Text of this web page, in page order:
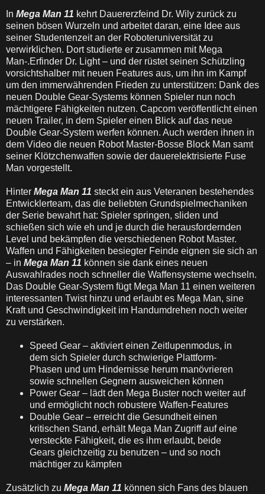
In Mega Man 11 kehrt Dauererzfeind Dr. Wily zurück zu
seinen bösen Wurzeln und arbeitet daran, eine Idee aus
seiner Studentenzeit an der Roboteruniversität zu
verwirklichen. Dort studierte er zusammen mit Mega
Man-.Erfinder Dr. Light – und der rüstet seinen Schützling
vorsichtshalber mit neuen Features aus, um ihn im Kampf
um den immerwährenden Frieden zu unterstützen: Dank des
neuen Double Gear-Systems können Spieler nun noch
mächtigere Fähigkeiten nutzen. Capcom veröffentlicht einen
neuen Trailer, in dem Spieler einen Blick auf das neue
Double Gear-System werfen können. Auch werden ihnen in
dem Video die neuen Robot Master-Bosse Block Man samt
seiner Klötzchenwaffen sowie der dauerelektrisierte Fuse
Man vorgestellt.
Hinter Mega Man 11 steckt ein aus Veteranen bestehendes
Entwicklerteam, das die beliebten Grundspielmechaniken
der Serie bewahrt hat: Spieler springen, sliden und
schießen sich wie eh und je durch die herausfordernden
Level und bekämpfen die verschiedenen Robot Master.
Waffen und Fähigkeiten besiegter Feinde eignen sie sich an
– in Mega Man 11 können sie dank eines neuen
Auswahlrades noch schneller die Waffensysteme wechseln.
Das Double Gear-System fügt Mega Man 11 einen weiteren
interessanten Twist hinzu und erlaubt es Mega Man, sine
Kraft und Geschwindigkeit im Handumdrehen noch weiter
zu verstärken.
Speed Gear – aktiviert einen Zeitlupenmodus, in
dem sich Spieler durch schwierige Plattform-
Phasen und um Hindernisse herum manövrieren
sowie schnellen Gegnern ausweichen können
Power Gear – lädt den Mega Buster noch weiter auf
und ermöglicht noch robustere Waffen-Features
Double Gear – erreicht die Gesundheit einen
kritischen Stand, erhält Mega Man Zugriff auf eine
versteckte Fähigkeit, die es ihm erlaubt, beide
Gears gleichzeitig zu benutzen – und so noch
mächtiger zu kämpfen
Zusätzlich zu Mega Man 11 können sich Fans des blauen